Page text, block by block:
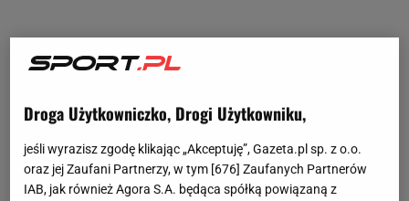
Droga Użytkowniczko, Drogi Użytkowniku,
jeśli wyrazisz zgodę klikając „Akceptuję”, Gazeta.pl sp. z o.o.
oraz jej Zaufani Partnerzy, w tym [676] Zaufanych Partnerów
IAB, jak również Agora S.A. będąca spółką powiązaną z